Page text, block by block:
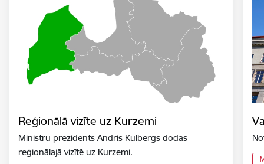
Reģionālā vizīte uz Kurzemi
Ministru prezidents Andris Kulbergs dodas
reģionālajā vizītē uz Kurzemi.